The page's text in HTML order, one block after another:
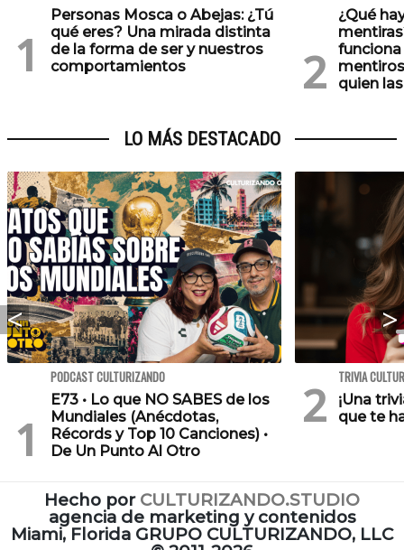
Personas Mosca o Abejas: ¿Tú
qué eres? Una mirada distinta
de la forma de ser y nuestros
comportamientos
¿Qué
quien
LO MÁS DESTACADO
PODCAST CULTURIZANDO
E73 • Lo que NO SABES de los
Mundiales (Anécdotas,
Récords y Top 10 Canciones) •
De Un Punto Al Otro
TRIVIA
¡Una
que te
Hecho por CULTURIZANDO.STUDIO
agencia de marketing y contenidos
Miami, Florida GRUPO CULTURIZANDO, LLC